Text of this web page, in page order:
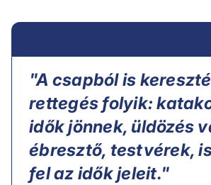
"A csapból is
rettegés folyik:
idők jönnek, üldözés
ébresztő, testvérek,
fel az idők jeleit."